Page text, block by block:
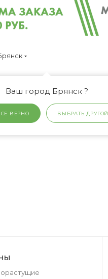
Ваш город Брянск ?
ВЕРНО ВЫБРАТЬ ДРУГОЙ